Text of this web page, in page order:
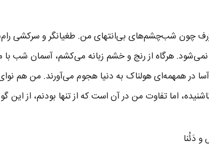
چون شب‌چشم‌های بی‌انتهای من. طغیانگر و سرکشی
هرگاه از رنج و خشم زبانه می‌کشم، آسمان شب
در همهمه‌ای هولناک به دنیا هجوم می‌آورند. من هم
اما تفاوت من در آن است که از تنها بودنم، از این
دَئُنا